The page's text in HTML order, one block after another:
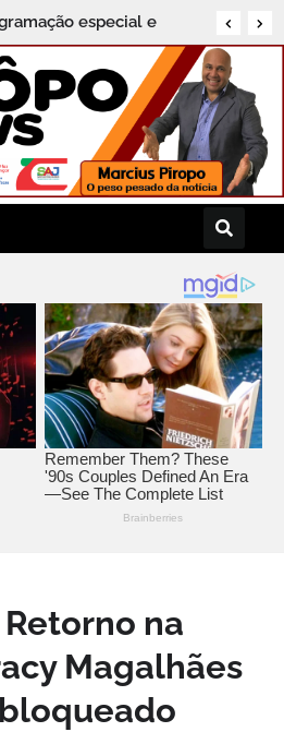
especial e
Porto Seguro de
Retorno na
Magalhães